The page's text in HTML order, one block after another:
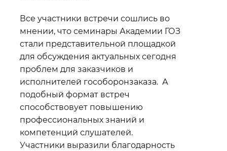
Все участники встречи сошлись во
мнении, что семинары Академии ГОЗ
стали представительной площадкой
для обсуждения актуальных сегодня
проблем для заказчиков и
исполнителей гособоронзаказа. А
подобный формат встреч
способствовует повышению
профессиональных знаний и
компетенций слушателей.
Участники выразили благодарность